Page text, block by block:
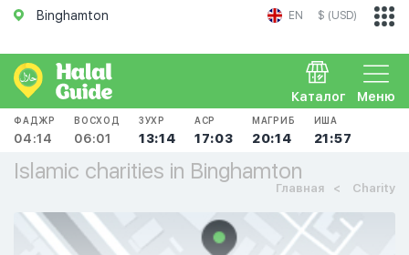
Binghamton EN $ (USD)
Меню
Каталог
ФАДЖР
04:14
ВОСХОД
06:01
ЗУХР
13:14
АСР
17:03
МАГРИБ
20:14
ИША
21:57
Islamic charities in Binghamton
Главная Charity